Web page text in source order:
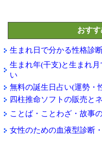
おすす
生まれ日で分かる性格診
生まれ年(干支)と生まれ
い
無料の誕生日占い(運勢・
四柱推命ソフトの販売と
ことば・ことわざ・故事
女性のための血液型診断